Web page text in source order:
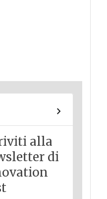
alla
di